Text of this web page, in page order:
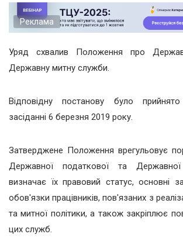
Реклама
Уряд схвалив Положення про
Державну митну служби.
Відповідну постанову було
засіданні 6 березня 2019 року.
Затверджене Положення врегульовує
Державної податкової та
визначає їх правовий статус, основні
обов'язки працівників, пов'язаних з
та митної політики, а також закріплює
цих служб.